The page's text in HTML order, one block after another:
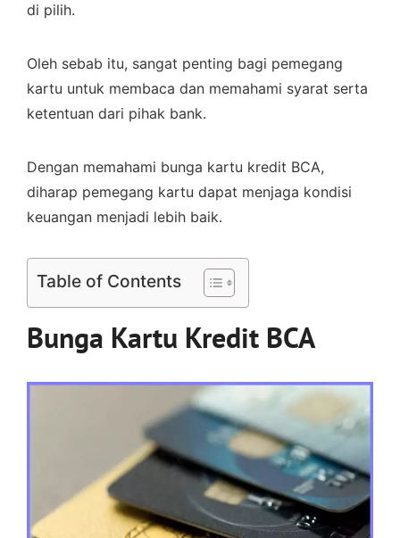
di pilih.
Oleh sebab itu, sangat penting bagi pemegang
kartu untuk membaca dan memahami syarat serta
ketentuan dari pihak bank.
Dengan memahami bunga kartu kredit BCA,
diharap pemegang kartu dapat menjaga kondisi
keuangan menjadi lebih baik.
Table of Contents
Bunga Kartu Kredit BCA